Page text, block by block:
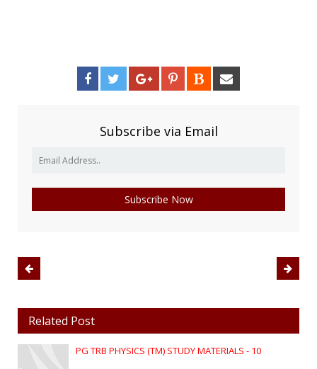
Subscribe via Email
Related Post
PG TRB PHYSICS (TM) STUDY MATERIALS - 10